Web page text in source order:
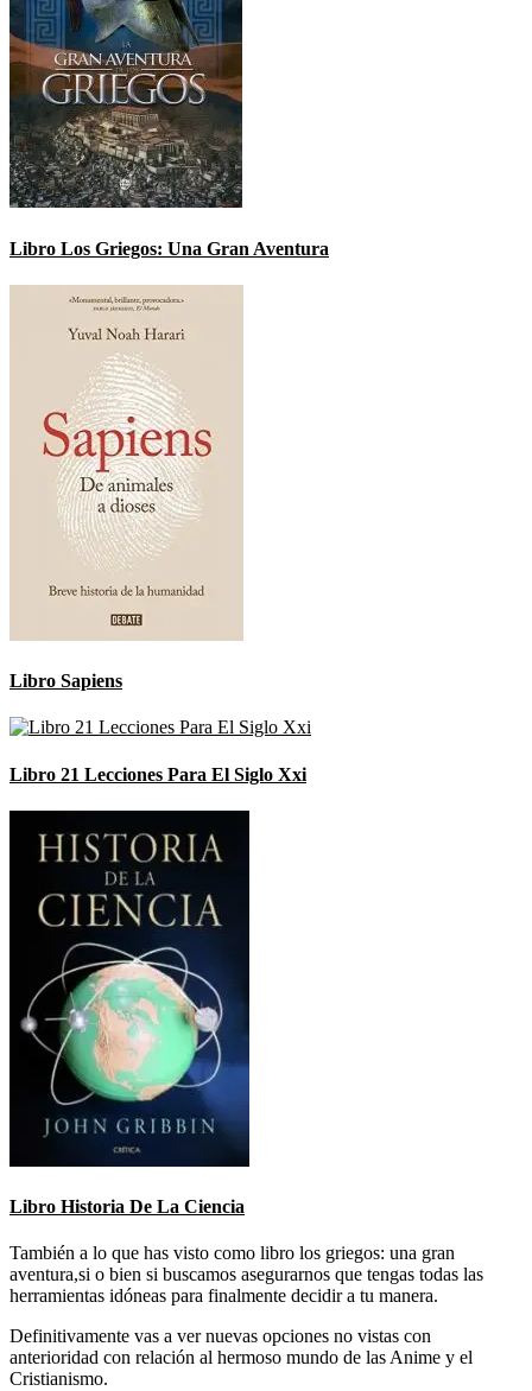
Libro Los Griegos: Una Gran Aventura
Libro Sapiens
Libro 21 Lecciones Para El Siglo Xxi
Libro Historia De La Ciencia
También a lo que has visto como libro los griegos: una gran
aventura,si o bien si buscamos asegurarnos que tengas todas las
herramientas idóneas para finalmente decidir a tu manera.
Definitivamente vas a ver nuevas opciones no vistas con
anterioridad con relación al hermoso mundo de las Anime y el
Cristianismo.